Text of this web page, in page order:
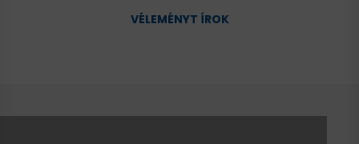
VÉLEMÉNYT ÍROK